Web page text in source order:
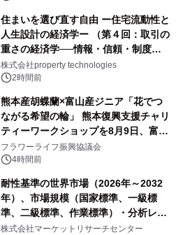
住まいを選び直す自由 ー住宅流動性と
人生設計の経済学ー （第４回：取引の
重さの経済学──情報・信頼・制度を
PropTechはどう組み替えるか）｜
PropTech-Lab
株式会社property technologies
2時間前
熊本産胡蝶蘭×富山産ジニア「花でつ
ながる希望の輪」 熊本復興支援チャリ
ティーワークショップを8月9日、富
山・射水で開催
フラワーライフ振興協議会
4時間前
耐性基準の世界市場（2026年～2032
年）、市場規模（国家標準、一級標
準、二級標準、作業標準）・分析レポ
ートを発表
株式会社マーケットリサーチセンター